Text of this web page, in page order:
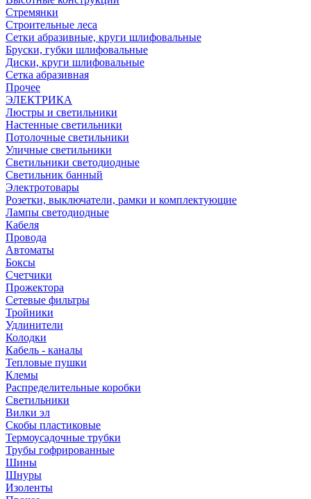
Стремянки
Строительные леса
Сетки абразивные, круги шлифовальные
Бруски, губки шлифовальные
Диски, круги шлифовальные
Сетка абразивная
Прочее
ЭЛЕКТРИКА
Люстры и светильники
Настенные светильники
Потолочные светильники
Уличные светильники
Светильники светодиодные
Светильник банный
Электротовары
Розетки, выключатели, рамки и комплектующие
Лампы светодиодные
Кабеля
Провода
Автоматы
Боксы
Счетчики
Прожектора
Сетевые фильтры
Тройники
Удлинители
Колодки
Кабель - каналы
Тепловые пушки
Клемы
Распределительные коробки
Светильники
Вилки эл
Скобы пластиковые
Термоусадочные трубки
Трубы гофрированные
Шины
Шнуры
Изоленты